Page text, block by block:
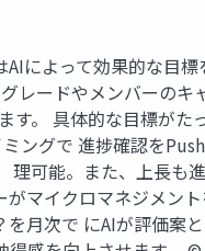
によって効果的な目
レードやメンバーの
す。 具体的な目標が
ングで 進捗確認を
理可能。また、上長
マイクロマネジメン
月次で にAIが評価案